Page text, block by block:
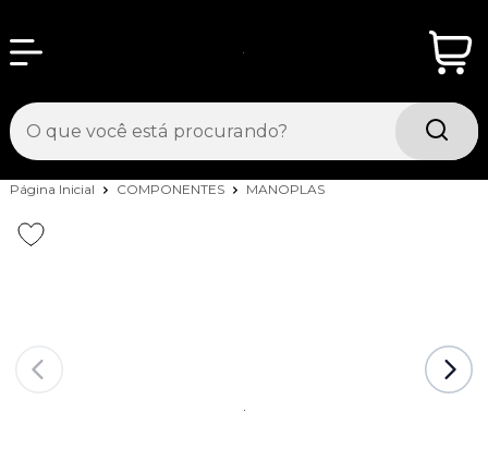
Página Inicial COMPONENTES MANOPLAS